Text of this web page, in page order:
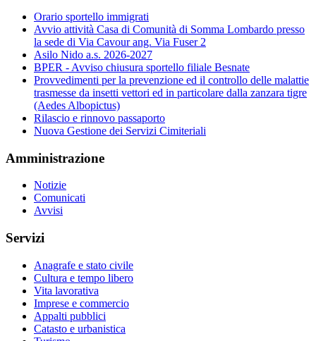
Orario sportello immigrati
Avvio attività Casa di Comunità di Somma Lombardo presso
la sede di Via Cavour ang. Via Fuser 2
Asilo Nido a.s. 2026-2027
BPER - Avviso chiusura sportello filiale Besnate
Provvedimenti per la prevenzione ed il controllo delle malattie
trasmesse da insetti vettori ed in particolare dalla zanzara tigre
(Aedes Albopictus)
Rilascio e rinnovo passaporto
Nuova Gestione dei Servizi Cimiteriali
Amministrazione
Notizie
Comunicati
Avvisi
Servizi
Anagrafe e stato civile
Cultura e tempo libero
Vita lavorativa
Imprese e commercio
Appalti pubblici
Catasto e urbanistica